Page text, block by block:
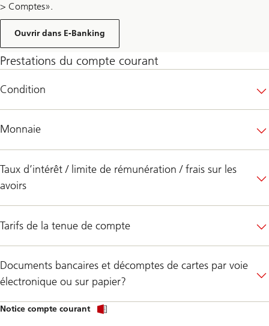
> Comptes».
Ouvrir dans E-Banking
Prestations du compte courant
Condition
Monnaie
Taux d’intérêt / limite de rémunération / frais sur les
avoirs
Tarifs de la tenue de compte
Documents bancaires et décomptes de cartes par voie
électronique ou sur papier?
Notice compte courant